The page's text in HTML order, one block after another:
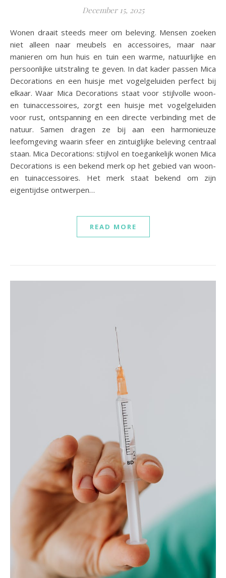
December 15, 2025
Wonen draait steeds meer om beleving. Mensen zoeken
niet alleen naar meubels en accessoires, maar naar
manieren om hun huis en tuin een warme, natuurlijke en
persoonlijke uitstraling te geven. In dat kader passen Mica
Decorations en een huisje met vogelgeluiden perfect bij
elkaar. Waar Mica Decorations staat voor stijlvolle woon-
en tuinaccessoires, zorgt een huisje met vogelgeluiden
voor rust, ontspanning en een directe verbinding met de
natuur. Samen dragen ze bij aan een harmonieuze
leefomgeving waarin sfeer en zintuiglijke beleving centraal
staan. Mica Decorations: stijlvol en toegankelijk wonen Mica
Decorations is een bekend merk op het gebied van woon-
en tuinaccessoires. Het merk staat bekend om zijn
eigentijdse ontwerpen…
READ MORE